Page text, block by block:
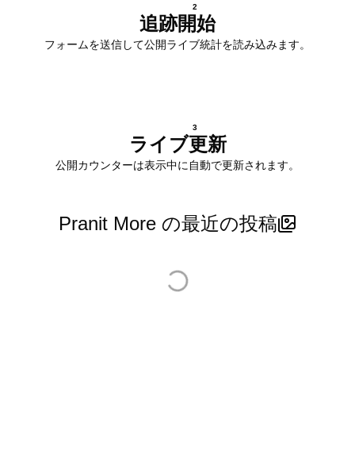
2
追跡開始
フォームを送信して公開ライブ統計を読み込みます。
3
ライブ更新
公開カウンターは表示中に自動で更新されます。
Pranit More の最近の投稿